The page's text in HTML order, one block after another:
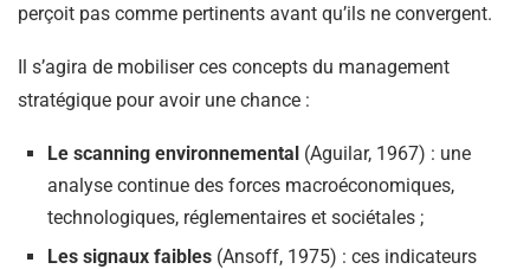
perçoit pas comme pertinents avant qu’ils ne convergent.
Il s’agira de mobiliser ces concepts du management
stratégique pour avoir une chance :
Le scanning environnemental (Aguilar, 1967) : une
analyse continue des forces macroéconomiques,
technologiques, réglementaires et sociétales ;
Les signaux faibles (Ansoff, 1975) : ces indicateurs